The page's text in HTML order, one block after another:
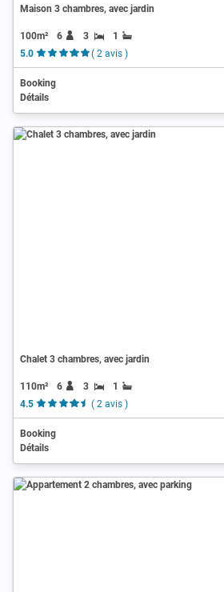
Maison 3 chambres, avec jardin
100m² 6 3
1
5.0
( 2 avis )
Booking
Détails
Chalet 3 chambres, avec jardin
110m² 6 3
1
4.5
( 2 avis )
Booking
Détails